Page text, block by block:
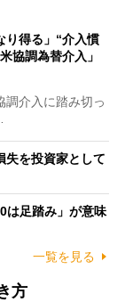
り得る」“介入慣
協調為替介入」
介入に踏み切っ
失を投資家として
は足踏み」が意味
一覧を見る
方